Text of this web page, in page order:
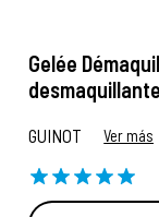
Gelée
GUINOT Ver más